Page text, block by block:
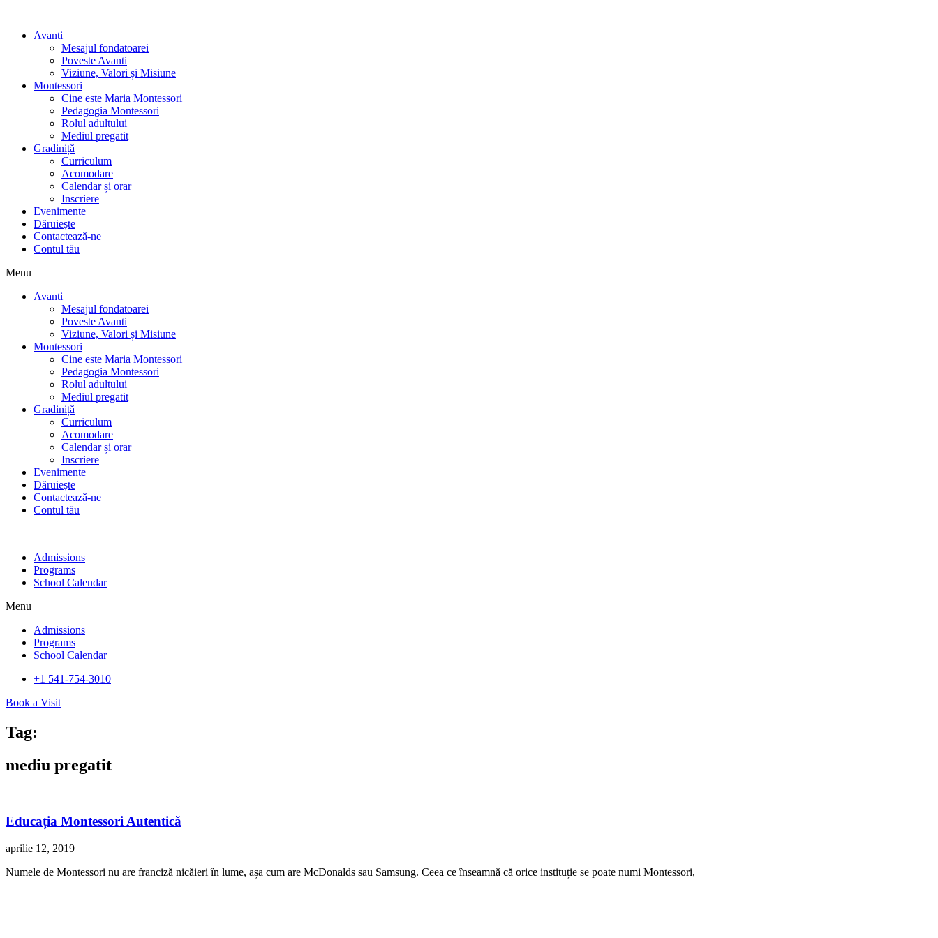
Avanti
Mesajul fondatoarei
Poveste Avanti
Viziune, Valori și Misiune
Montessori
Cine este Maria Montessori
Pedagogia Montessori
Rolul adultului
Mediul pregatit
Gradiniță
Curriculum
Acomodare
Calendar și orar
Inscriere
Evenimente
Dăruiește
Contactează-ne
Contul tău
Menu
Avanti
Mesajul fondatoarei
Poveste Avanti
Viziune, Valori și Misiune
Montessori
Cine este Maria Montessori
Pedagogia Montessori
Rolul adultului
Mediul pregatit
Gradiniță
Curriculum
Acomodare
Calendar și orar
Inscriere
Evenimente
Dăruiește
Contactează-ne
Contul tău
Admissions
Programs
School Calendar
Menu
Admissions
Programs
School Calendar
+1 541-754-3010​
Book a Visit
Tag:
mediu pregatit
Educația Montessori Autentică
aprilie 12, 2019
Numele de Montessori nu are franciză nicăieri în lume, așa cum are McDonalds sau Samsung. Ceea ce înseamnă că orice instituție se poate numi Montessori,